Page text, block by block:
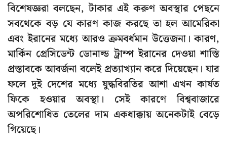
বিশেষজ্ঞরা বলছেন, টাকার এই করুণ অবস্থার পেছনে
সবথেকে বড় যে কারণ কাজ করছে তা হল আমেরিকা
এবং ইরানের মধ্যে আরও ক্রমবর্ধমান উত্তেজনা। কারণ,
মার্কিন প্রেসিডেন্ট ডোনাল্ড ট্রাম্প ইরানের দেওয়া শাস্তি
প্রস্তাবকে আবর্জনা বলেই প্রত্যাখ্যান করে দিয়েছেন। যার
ফলে দুই দেশের মধ্যে যুদ্ধবিরতির আশা এখন কার্যত
ফিকে হওয়ার অবস্থা। সেই কারণে বিশ্ববাজারে
অপরিশোধিত তেলের দাম একধাক্কায় অনেকটাই বেড়ে
গিয়েছে।